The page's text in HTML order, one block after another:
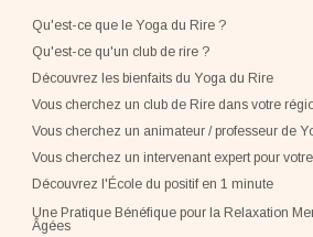
Qu'est-ce que le Yoga du Rire ?
Qu'est-ce qu'un club de rire ?
Découvrez les bienfaits du Yoga du Rire
Vous cherchez un club de Rire dans votre
Vous cherchez un animateur / professeur de
Vous cherchez un intervenant expert pour
Découvrez l'École du positif en 1 minute
Une Pratique Bénéfique pour la Relaxation
Âgées